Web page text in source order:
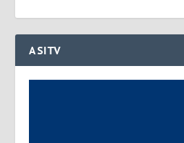
ASITV